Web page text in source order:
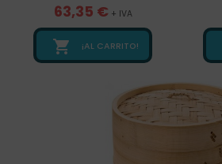
63,35 € + IVA
 ¡AL CARRITO!